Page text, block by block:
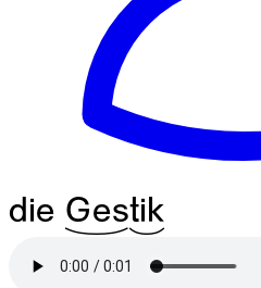
die ^23Ges^12tik